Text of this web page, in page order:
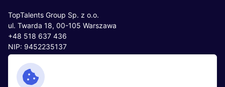
TopTalents Group Sp. z o.o.
ul. Twarda 18, 00-105 Warszawa
+48 518 637 436
NIP: 9452235137
Kontakt